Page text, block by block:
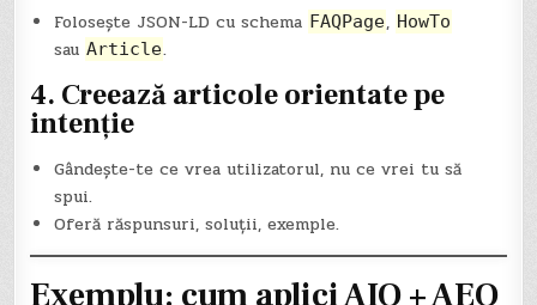
Folosește JSON-LD cu schema FAQPage, HowTo
sau Article.
4. Creează articole orientate pe
intenție
Gândește-te ce vrea utilizatorul, nu ce vrei tu să
spui.
Oferă răspunsuri, soluții, exemple.
Exemplu: cum aplici AIO + AEO